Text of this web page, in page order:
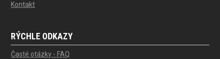
Kontakt
RÝCHLE ODKAZY
Časté otázky - FAQ